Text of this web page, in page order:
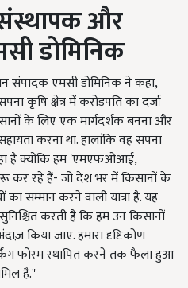
और
डोमिनिक
संपादक एमसी डोमिनिक ने कहा,
कृषि क्षेत्र में करोड़पति का दर्जा
के लिए एक मार्गदर्शक बनना और
करना था. हालांकि वह सपना
है क्योंकि हम 'एमएफओआई,
कर रहे हैं- जो देश भर में किसानों के
सम्मान करने वाली यात्रा है. यह
करती है कि हम उन किसानों
किया जाए. हमारा दृष्टिकोण
फोरम स्थापित करने तक फैला हुआ
है."